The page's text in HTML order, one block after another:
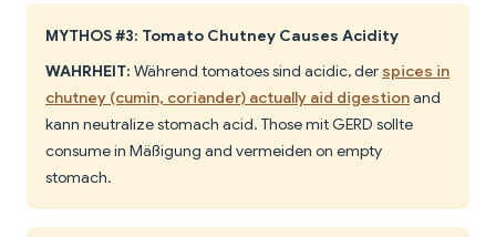
MYTHOS #3: Tomato Chutney Causes Acidity
WAHRHEIT: Während tomatoes sind acidic, der spices in
chutney (cumin, coriander) actually aid digestionand
kann neutralize stomach acid. Those mit GERD sollte
consume in Mäßigung and vermeiden on empty
stomach.